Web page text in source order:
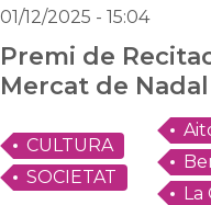
01/12/2025 - 15:04
Premi de
Mercat de
CULTURA
SOCIETAT
La